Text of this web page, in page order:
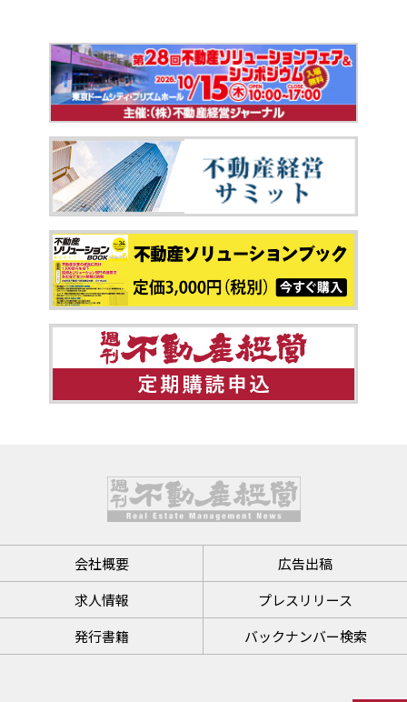
会社概要
広告出稿
求人情報
プレスリリース
発行書籍
バックナンバー検索